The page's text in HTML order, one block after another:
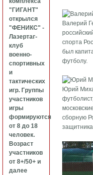
Валерий
спорта
был
футболу.
Юрий
сборную
"ГИГАНТ"
открылся
"ФЕНИКС" -
Лазертаг-
клуб
военно-
спортивных
и
тактических
игр. Группы
участников
игры
формируются
от 8 до 18
человек.
Возраст
участников
от 8+/50+ и
далее